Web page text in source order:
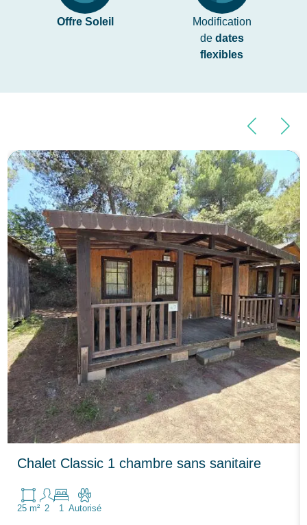
Offre Soleil
Modification
de dates
flexibles
Chalet Classic 1 chambre sans sanitaire
25 m² 2 1 Autorisé